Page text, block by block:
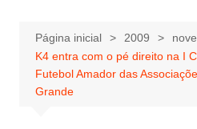
Página inicial 2009
K4 entra com o pé direito na I
Futebol Amador das
Grande